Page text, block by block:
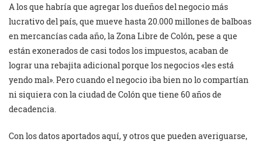
A los que habría que agregar los dueños del negocio más
lucrativo del país, que mueve hasta 20.000 millones de balboas
en mercancías cada año, la Zona Libre de Colón, pese a que
están exonerados de casi todos los impuestos, acaban de
lograr una rebajita adicional porque los negocios «les está
yendo mal». Pero cuando el negocio iba bien no lo compartían
ni siquiera con la ciudad de Colón que tiene 60 años de
decadencia.
Con los datos aportados aquí, y otros que pueden averiguarse,